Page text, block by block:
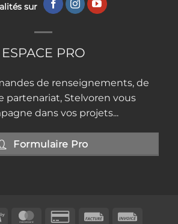
sur
ESPACE PRO
de renseignements, de
partenariat, Stelvoren vous
dans vos projets...
Formulaire Pro
Visa
MasterCardCredit
Facture